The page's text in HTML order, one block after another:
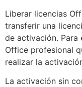
Liberar licencias
transferir una
de activación. Para
Office profesional
realizar la
La activación sin